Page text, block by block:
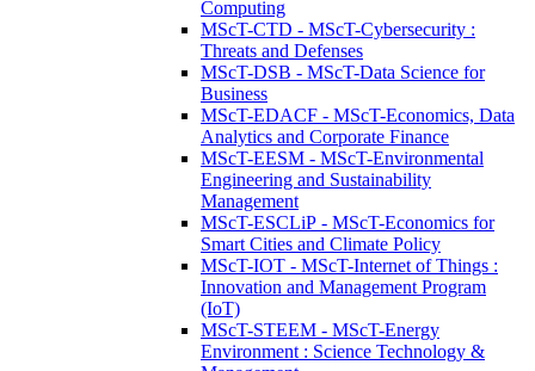
Computing
MScT-CTD - MScT-Cybersecurity :
Threats and Defenses
MScT-DSB - MScT-Data Science for
Business
MScT-EDACF - MScT-Economics, Data
Analytics and Corporate Finance
MScT-EESM - MScT-Environmental
Engineering and Sustainability
Management
MScT-ESCLiP - MScT-Economics for
Smart Cities and Climate Policy
MScT-IOT - MScT-Internet of Things :
Innovation and Management Program
(IoT)
MScT-STEEM - MScT-Energy
Environment : Science Technology &